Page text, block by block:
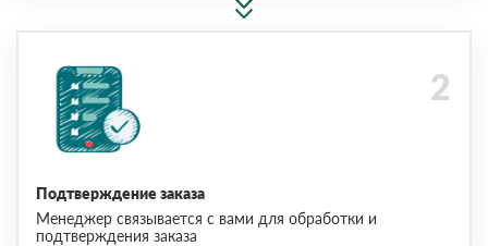
Подтверждение заказа
Менеджер связывается с вами для обработки и
подтверждения заказа